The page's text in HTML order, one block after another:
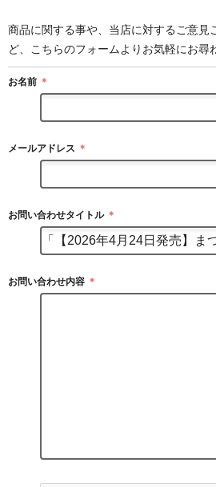
商品に関する事や、当店に対するご意見
ど、こちらのフォームよりお気軽にお尋
お名前 ＊
メールアドレス ＊
お問い合わせタイトル ＊
お問い合わせ内容 ＊